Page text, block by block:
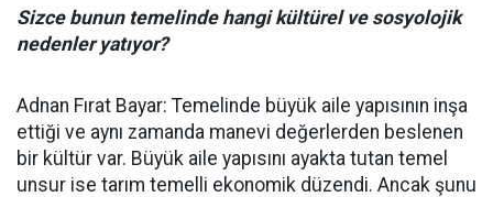
Sizce bunun temelinde hangi kültürel ve sosyolojik
nedenler yatıyor?
Adnan Fırat Bayar: Temelinde büyük aile yapısının inşa
ettiği ve aynı zamanda manevi değerlerden beslenen
bir kültür var. Büyük aile yapısını ayakta tutan temel
unsur ise tarım temelli ekonomik düzendi. Ancak şunu